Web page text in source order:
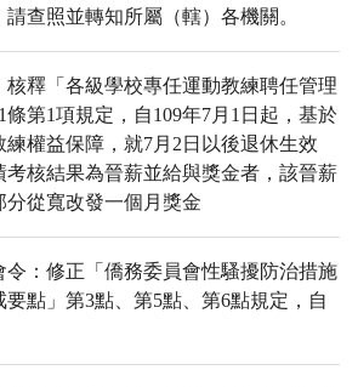
請查照並轉知所屬（轄）各機關。
核釋「各級學校專任運動教練聘任管理
條第1項規定，自109年7月1日起，基於
練權益保障，就7月2日以後退休生效
考核結果為晉薪並給與獎金者，該晉薪
分從寬改發一個月獎金
令：修正「僑務委員會性騷擾防治措施
要點」第3點、第5點、第6點規定，自